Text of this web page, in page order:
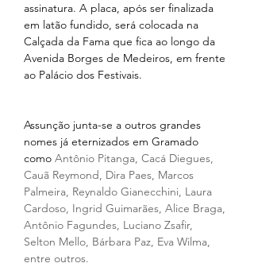
assinatura. A placa, após ser finalizada
em latão fundido, será colocada na
Calçada da Fama que fica ao longo da
Avenida Borges de Medeiros, em frente
ao Palácio dos Festivais.
Assunção junta-se a outros grandes
nomes já eternizados em Gramado
como Antônio Pitanga, Cacá Diegues,
Cauã Reymond, Dira Paes, Marcos
Palmeira, Reynaldo Gianecchini, Laura
Cardoso, Ingrid Guimarães, Alice Braga,
Antônio Fagundes, Luciano Zsafir,
Selton Mello, Bárbara Paz, Eva Wilma,
entre outros.